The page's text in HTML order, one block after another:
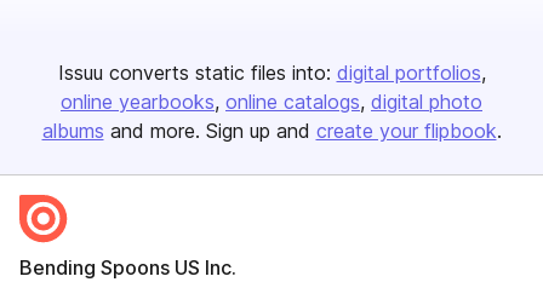
Issuu converts static files into: digital portfolios
online yearbooks online catalogs digital photo
albums and more. Sign up and create your flipbook.
Bending Spoons US Inc.